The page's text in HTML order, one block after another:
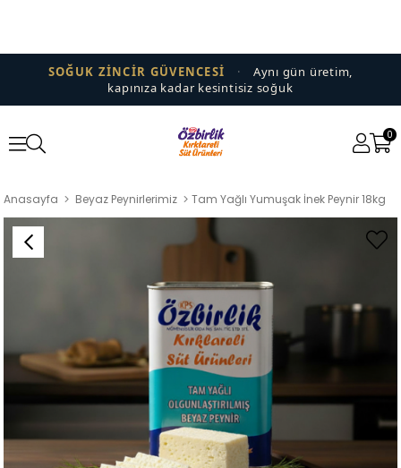
SOĞUK ZİNCİR GÜVENCESİ ·
Aynı gün üretim,
kapınıza kadar kesintisiz soğuk
0
Anasayfa Beyaz Peynirlerimiz Tam Yağlı Yumuşak İnek Peynir 18kg